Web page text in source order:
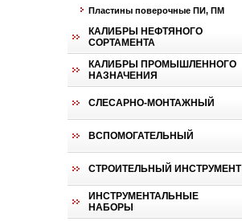
Пластины поверочные ПИ, ПМ
КАЛИБРЫ НЕФТЯНОГО
СОРТАМЕНТА
КАЛИБРЫ ПРОМЫШЛЕННОГО
НАЗНАЧЕНИЯ
СЛЕСАРНО-МОНТАЖНЫЙ
ВСПОМОГАТЕЛЬНЫЙ
СТРОИТЕЛЬНЫЙ ИНСТРУМЕНТ
ИНСТРУМЕНТАЛЬНЫЕ
НАБОРЫ